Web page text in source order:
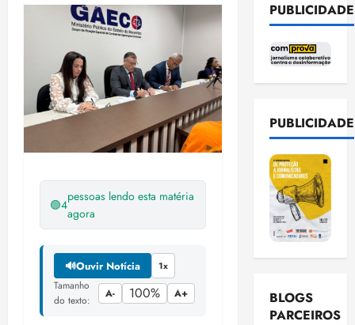
🟢4
pessoas lendo esta matéria
agora
🔊Ouvir Notícia 1x
Tamanho
do texto:
A- 100% A+
PUBLICIDADE
PUBLICIDADE
BLOGS
PARCEIROS